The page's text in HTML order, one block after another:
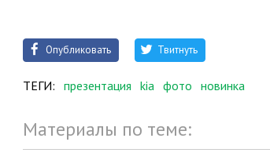
Опубликовать Твитнуть
ТЕГИ: презентация kia фото новинка
Материалы по теме: